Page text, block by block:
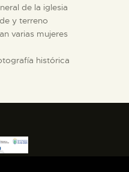
de la iglesia
y terreno
varias mujeres
histórica